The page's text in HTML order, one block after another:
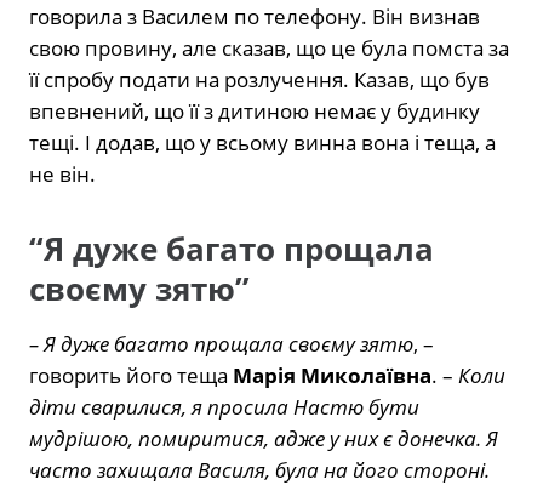
говорила з Василем по телефону. Він визнав
свою провину, але сказав, що це була помста за
її спробу подати на розлучення. Казав, що був
впевнений, що її з дитиною немає у будинку
тещі. І додав, що у всьому винна вона і теща, а
не він.
“Я дуже багато прощала
своєму зятю”
– Я дуже багато прощала своєму зятю, –
говорить його теща Марія Миколаївна. – Коли
діти сварилися, я просила Настю бути
мудрішою, помиритися, адже у них є донечка. Я
часто захищала Василя, була на його стороні.